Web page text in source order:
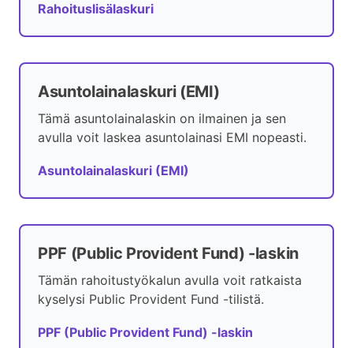
Rahoituslisälaskuri
Asuntolainalaskuri (EMI)
Tämä asuntolainalaskin on ilmainen ja sen
avulla voit laskea asuntolainasi EMI nopeasti.
Asuntolainalaskuri (EMI)
PPF (Public Provident Fund) -laskin
Tämän rahoitustyökalun avulla voit ratkaista
kyselysi Public Provident Fund -tilistä.
PPF (Public Provident Fund) -laskin